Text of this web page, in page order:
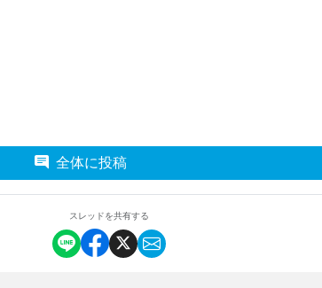
全体に投稿
スレッドを共有する